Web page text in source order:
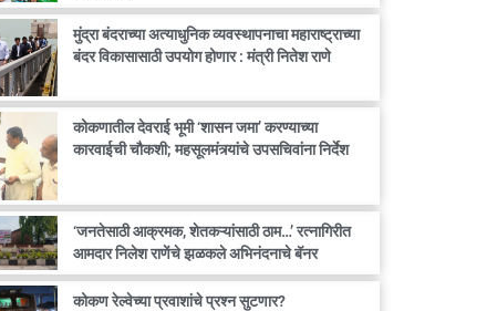
मुंद्रा बंदराच्या अत्याधुनिक व्यवस्थापनाचा महाराष्ट्राच्या
बंदर विकासासाठी उपयोग होणार : मंत्री नितेश राणे
कोकणातील देवराई भूमी ‘शासन जमा’ करण्याच्या
कारवाईची चौकशी; महसूलमंत्र्यांचे उपसचिवांना निर्देश
‘जनतेसाठी आक्रमक, शेतकऱ्यांसाठी ठाम…’ रत्नागिरीत
आमदार निलेश राणेंचे झळकले अभिनंदनाचे बॅनर
कोकण रेल्वेच्या प्रवाशांचे प्रश्न सुटणार?